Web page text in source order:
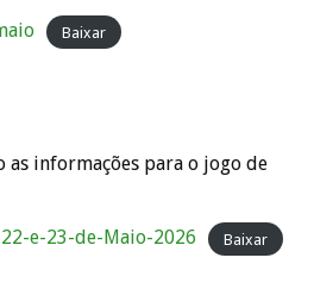
Baixar
as informações para o jogo de
e-23-de-Maio-2026
Baixar